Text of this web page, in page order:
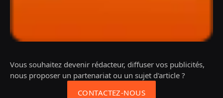
Vous souhaitez devenir rédacteur, diffuser vos publicités,
nous proposer un partenariat ou un sujet d'article ?
CONTACTEZ-NOUS